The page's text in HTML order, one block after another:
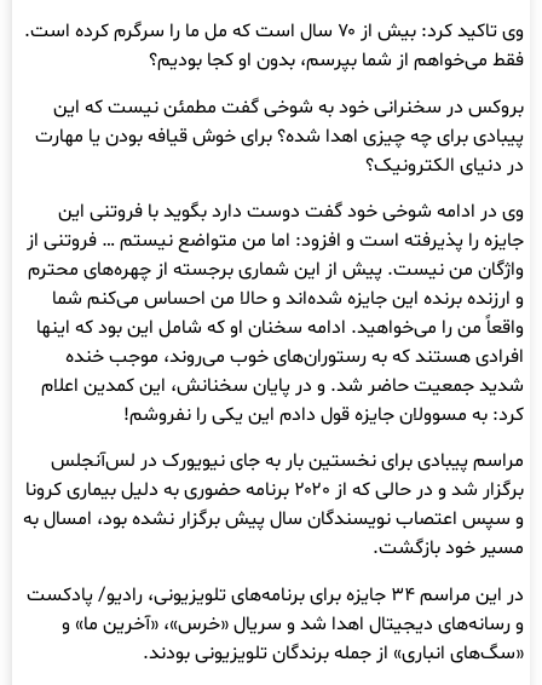
وی تاکید کرد: بیش از ۷۰ سال است که مل ما را سرگرم کرده است.
فقط می‌خواهم از شما بپرسم، بدون او کجا بودیم؟
بروکس در سخنرانی خود به شوخی گفت مطمئن نیست که این
پیبادی برای چه چیزی اهدا شده؟ برای خوش قیافه بودن یا مهارت
در دنیای الکترونیک؟
وی در ادامه شوخی خود گفت دوست دارد بگوید با فروتنی این
جایزه را پذیرفته است و افزود: اما من متواضع نیستم … فروتنی از
واژگان من نیست. پیش از این شماری برجسته از چهره‌های محترم
و ارزنده برنده این جایزه شده‌اند و حالا من احساس می‌کنم شما
واقعاً من را می‌خواهید. ادامه سخنان او که شامل این بود که اینها
افرادی هستند که به رستوران‌های خوب می‌روند، موجب خنده
شدید جمعیت حاضر شد. و در پایان سخنانش، این کمدین اعلام
کرد: به مسوولان جایزه قول دادم این یکی را نفروشم!
مراسم پیبادی برای نخستین بار به جای نیویورک در لس‌آنجلس
برگزار شد و در حالی که از ۲۰۲۰ برنامه حضوری به دلیل بیماری کرونا
و سپس اعتصاب نویسندگان سال پیش برگزار نشده بود، امسال به
مسیر خود بازگشت.
در این مراسم ۳۴ جایزه برای برنامه‌های تلویزیونی، رادیو/ پادکست
و رسانه‌های دیجیتال اهدا شد و سریال «خرس»، «آخرین ما» و
«سگ‌های انباری» از جمله برندگان تلویزیونی بودند.